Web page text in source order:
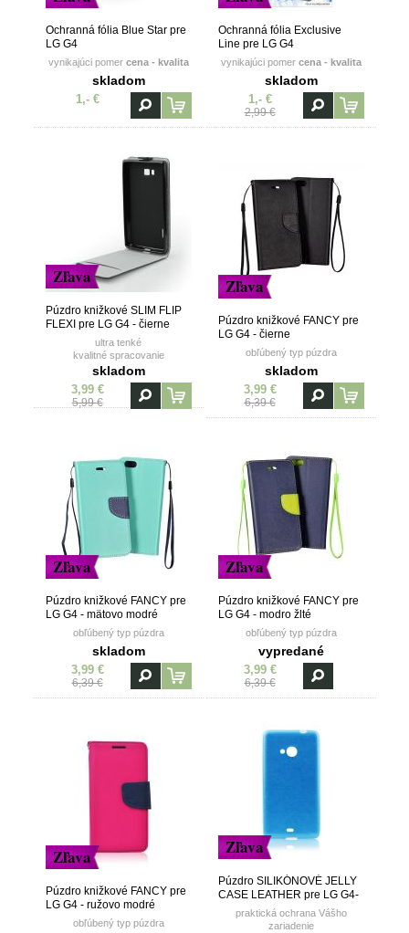
Ochranná fólia Blue Star pre
LG G4
vynikajúci pomer cena - kvalita
skladom
1,- €
Ochranná fólia Exclusive
Line pre LG G4
vynikajúci pomer cena - kvalita
skladom
1,- €
2,99 €
Zľava
Púzdro knižkové SLIM FLIP
FLEXI pre LG G4 - čierne
ultra tenké
kvalitné spracovanie
vanička z TPU (termoplastický
polyuretán)
skladom
3,99 €
5,99 €
Zľava
Púzdro knižkové FANCY pre
LG G4 - čierne
obľúbený typ púzdra
skladom
3,99 €
6,39 €
Zľava
Púzdro knižkové FANCY pre
LG G4 - mätovo modré
obľúbený typ púzdra
skladom
3,99 €
6,39 €
Zľava
Púzdro knižkové FANCY pre
LG G4 - modro žlté
obľúbený typ púzdra
vypredané
3,99 €
6,39 €
Zľava
Púzdro knižkové FANCY pre
LG G4 - ružovo modré
obľúbený typ púzdra
Zľava
Púzdro SILIKÓNOVÉ JELLY
CASE LEATHER pre LG G4-
modrépraktická ochrana Vášho
zariadenie